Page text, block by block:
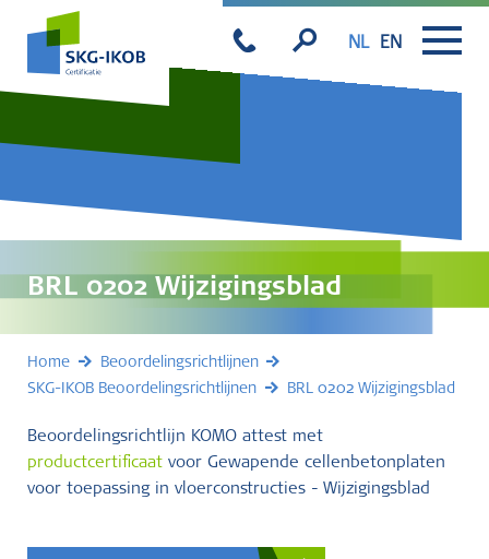
NL EN
BRL 0202 Wijzigingsblad
Home
Beoordelingsrichtlijnen
SKG-IKOB Beoordelingsrichtlijnen
BRL 0202 Wijzigingsblad
Beoordelingsrichtlijn KOMO attest met
productcertificaat voor Gewapende cellenbetonplaten
voor toepassing in vloerconstructies - Wijzigingsblad